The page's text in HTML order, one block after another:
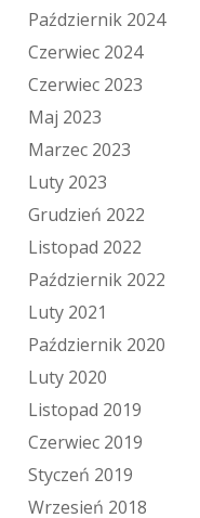
Październik 2024
Czerwiec 2024
Czerwiec 2023
Maj 2023
Marzec 2023
Luty 2023
Grudzień 2022
Listopad 2022
Październik 2022
Luty 2021
Październik 2020
Luty 2020
Listopad 2019
Czerwiec 2019
Styczeń 2019
Wrzesień 2018